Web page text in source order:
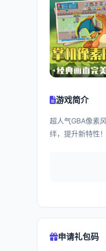
游戏简介
超人气GBA像素
绊，提升新特性
申请礼包码